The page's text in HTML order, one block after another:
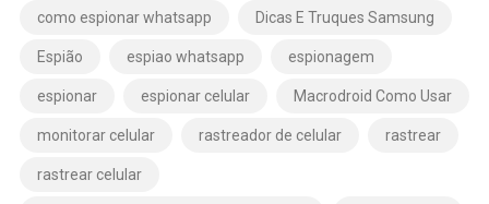
como espionar whatsapp Dicas E Truques Samsung
Espião espiao whatsapp espionagem
espionar espionar celular Macrodroid Como Usar
monitorar celular rastreador de celular rastrear
rastrear celular